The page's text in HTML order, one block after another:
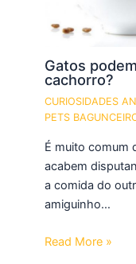
Gatos
cachorro?
CURIOSIDADES
PETS
É muito comum
acabem
a comida do
amiguinho…
Read More »